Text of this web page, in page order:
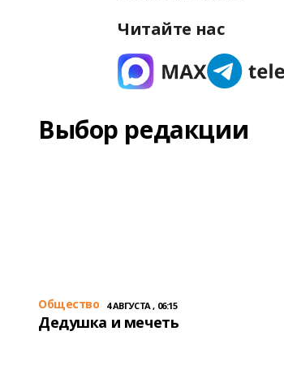
Читайте нас
Выбор редакции
Общество 4 АВГУСТА , 06:15
Дедушка и мечеть